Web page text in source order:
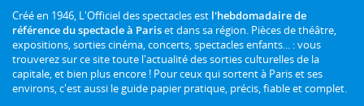
Créé en 1946, L'Officiel des spectacles est l'hebdomadaire de
référence du spectacle à Pariset dans sa région. Pièces de théâtre,
expositions, sorties cinéma, concerts, spectacles enfants... : vous
trouverez sur ce site toute l'actualité des sorties culturelles de la
capitale, et bien plus encore ! Pour ceux qui sortent à Paris et ses
environs, c'est aussi le guide papier pratique, précis, fiable et complet.